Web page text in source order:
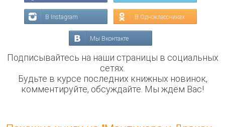
В Instagram В Одноклассниках
Мы Вконтакте
Подписывайтесь на наши страницы в социальных
сетях.
Будьте в курсе последних книжных новинок,
комментируйте, обсуждайте. Мы ждём Вас!